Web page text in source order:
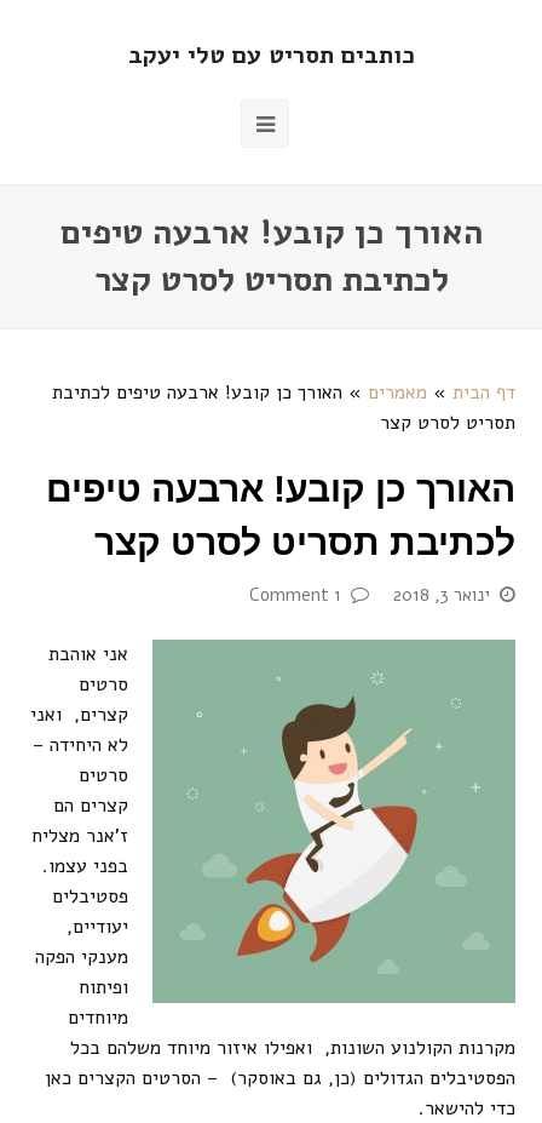
כותבים תסריט עם טלי יעקב
האורך כן קובע! ארבעה טיפים
לכתיבת תסריט לסרט קצר
דף הבית » מאמרים » האורך כן קובע! ארבעה טיפים לכתיבת
תסריט לסרט קצר
האורך כן קובע! ארבעה טיפים
לכתיבת תסריט לסרט קצר
ינואר 3, 2018 1 Comment
אני אוהבת
סרטים
קצרים, ואני
לא היחידה –
סרטים
קצרים הם
ז'אנר מצליח
בפני עצמו.
פסטיבלים
יעודיים,
מענקי הפקה
ופיתוח
מיוחדים
מקרנות הקולנוע השונות, ואפילו איזור מיוחד משלהם בכל
הפסטיבלים הגדולים (כן, גם באוסקר) – הסרטים הקצרים כאן
כדי להישאר.